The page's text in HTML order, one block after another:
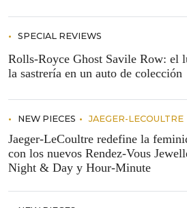
SPECIAL REVIEWS
Rolls-Royce Ghost Savile Row: el
la sastrería en un auto de colección
NEW PIECES JAEGER-LECOULTRE
Jaeger-LeCoultre redefine la
con los nuevos Rendez-Vous
Night & Day y Hour-Minute